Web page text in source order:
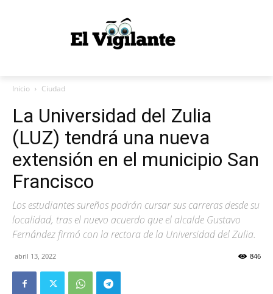
Inicio Ciudad
La Universidad del Zulia
(LUZ) tendrá una nueva
extensión en el municipio San
Francisco
Los estudiantes sureños podrán cursar sus carreras desde su
localidad, tras el nuevo acuerdo que el alcalde Gustavo
Fernández firmó con la rectora de la Universidad del Zulia.
abril 13, 2022 846